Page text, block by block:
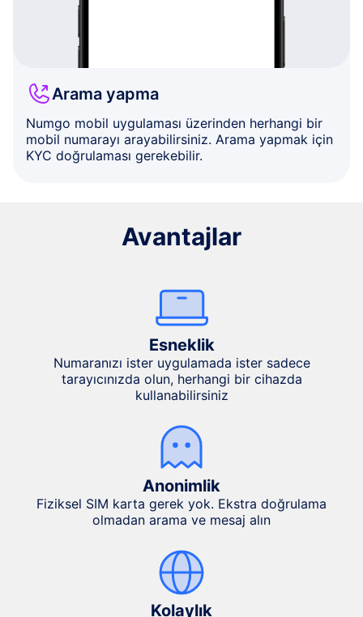
Arama yapma
Numgo mobil uygulaması üzerinden herhangi bir
mobil numarayı arayabilirsiniz. Arama yapmak için
KYC doğrulaması gerekebilir.
Avantajlar
Esneklik
Numaranızı ister uygulamada ister sadece
tarayıcınızda olun, herhangi bir cihazda
kullanabilirsiniz
Anonimlik
Fiziksel SIM karta gerek yok. Ekstra doğrulama
olmadan arama ve mesaj alın
Kolaylık